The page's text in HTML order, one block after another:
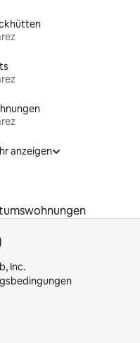
anzeigen
Inc.